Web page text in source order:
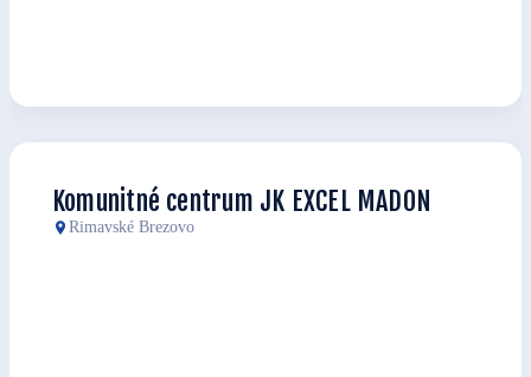
Komunitné centrum JK EXCEL MADON
Rimavské Brezovo